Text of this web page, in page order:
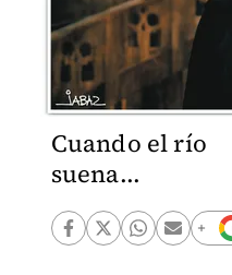
Cuando el río
suena...